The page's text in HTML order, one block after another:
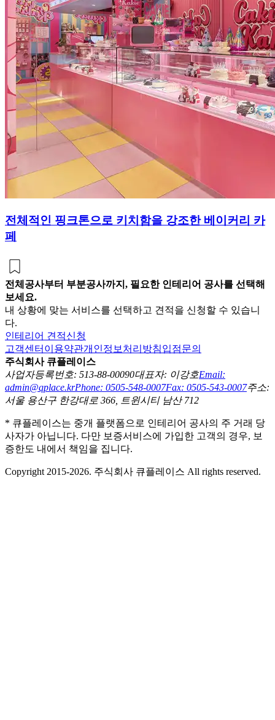
전체적인 핑크톤으로 키치함을 강조한 베이커리 카
페
전체공사부터 부분공사까지, 필요한 인테리어 공사를 선택해
보세요.
내 상황에 맞는 서비스를 선택하고 견적을 신청할 수 있습니
다.
인테리어 견적신청
고객센터 이용약관개인정보처리방침입점문의
주식회사 큐플레이스
사업자등록번호: 513-88-00090대표자: 이강호Email:
admin@qplace.krPhone: 0505-548-0007Fax: 0505-543-0007주소:
서울 용산구 한강대로 366, 트윈시티 남산 712
* 큐플레이스는 중개 플랫폼으로 인테리어 공사의 주 거래 당
사자가 아닙니다. 다만 보증서비스에 가입한 고객의 경우, 보
증한도 내에서 책임을 집니다.
Copyright 2015-2026. 주식회사 큐플레이스 All rights reserved.